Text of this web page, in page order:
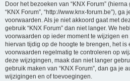
Door het bezoeken van “KNX Forum” (hierna
“KNX Forum”, “http://www.knx-forum.be”),
voorwaarden. Als je niet akkoord gaat met
gebruik “KNX Forum” dan niet langer. We
voorwaarden op ieder moment te wijzigen
hiervan tijdig op de hoogte te brengen, het is
voorwaarden regelmatig te controleren op
deze wijzigingen, maak dan niet langer
gebruik maken van “KNX Forum”, dan ga je
wijzigingen en of toevoegingen.